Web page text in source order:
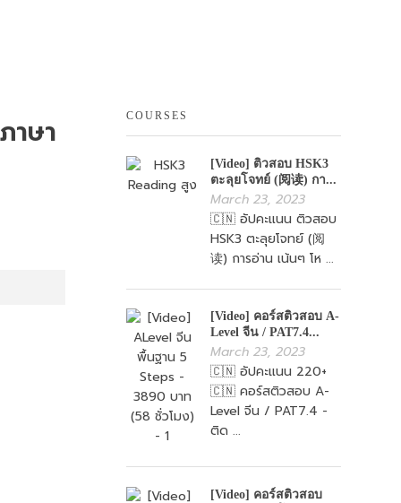
าษา COURSES
[Video] ติวสอบ HSK3
ตะลุยโจทย์ (阅读) กา...
March 23, 2023
🇨🇳 อัปคะแนน ติวสอบ
HSK3 ตะลุยโจทย์ (阅
读) การอ่าน เน้นๆ โห ...
[Video] คอร์สติวสอบ A-
Level จีน / PAT7.4...
March 23, 2023
🇨🇳 อัปคะแนน 220+
🇨🇳 คอร์สติวสอบ A-
Level จีน / PAT7.4 -
ติด ...
[Video] คอร์สติวสอบ